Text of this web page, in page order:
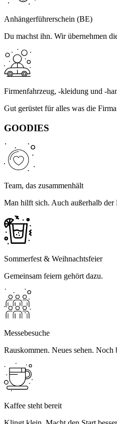
Anhängerführerschein (BE)
Du machst ihn. Wir übernehmen
Firmenfahrzeug, ‑kleidung und
Gut gerüstet für alles was die
GOODIES
Team, das zusammenhält
Man hilft sich. Auch außerhalb der
Sommerfest & Weihnachtsfeier
Gemeinsam feiern gehört dazu.
Messebesuche
Rauskommen. Neues sehen. Noch
Kaffee steht bereit